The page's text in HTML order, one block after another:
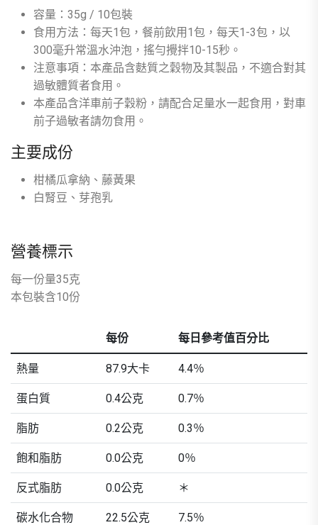
容量：35g / 10包裝
食用方法：每天1包，餐前飲用1包，每天1-3包，以
300毫升常溫水沖泡，搖勻攪拌10-15秒。
注意事項：本產品含麩質之穀物及其製品，不適合對其
過敏體質者食用。
本產品含洋車前子穀粉，請配合足量水一起食用，對車
前子過敏者請勿食用。
主要成份
柑橘瓜拿納、藤黃果
白腎豆、芽孢乳
營養標示
每一份量35克
本包裝含10份
每份 每日參考值百分比
熱量 87.9大卡 4.4％
蛋白質 0.4公克 0.7％
脂肪 0.2公克 0.3％
飽和脂肪 0.0公克 0％
反式脂肪 0.0公克 ＊
碳水化合物 22.5公克 7.5％